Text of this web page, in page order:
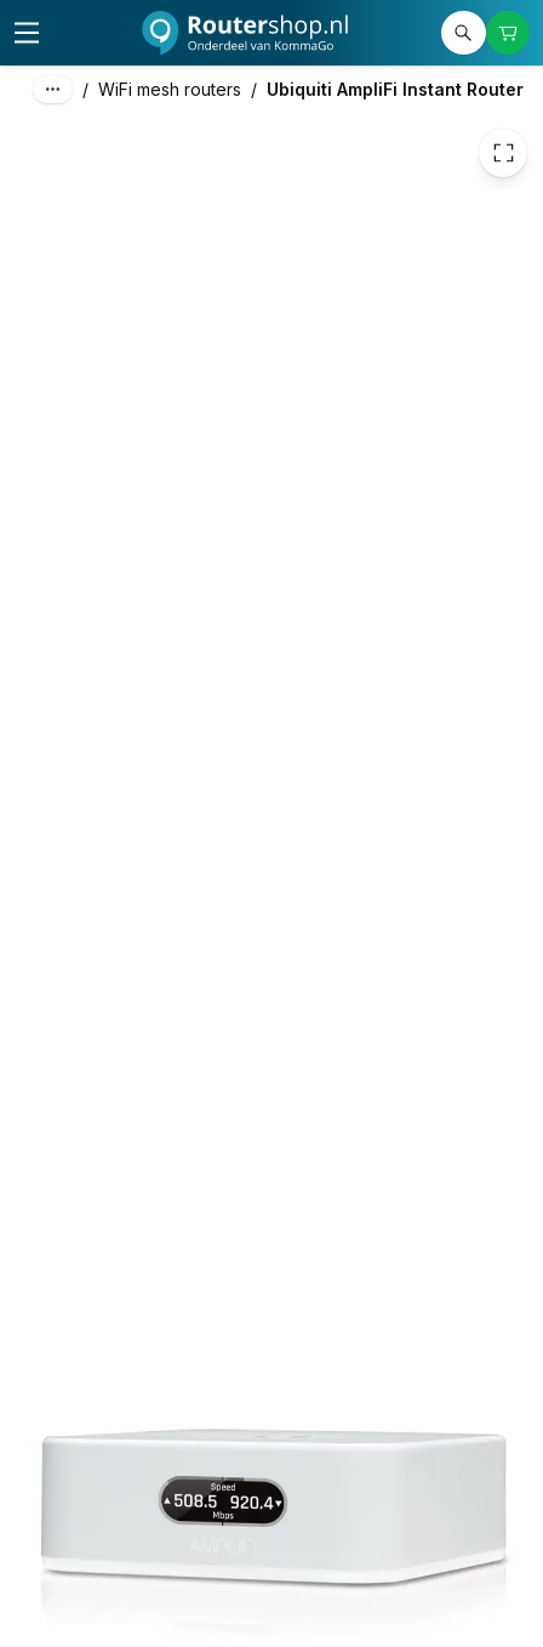
/ WiFi mesh routers / Ubiquiti AmpliFi Instant Router
excl. btw
incl. btw